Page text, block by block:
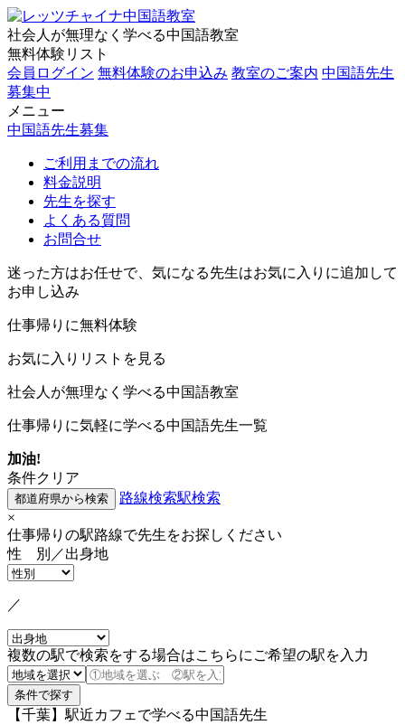
社会人が無理なく学べる中国語教室
無料体験リスト
会員ログイン 無料体験のお申込み 教室のご案内 中国語先生
募集中
メニュー
中国語先生募集
ご利用までの流れ
料金説明
先生を探す
よくある質問
お問合せ
迷った方はお任せで、気になる先生はお気に入りに追加して
お申し込み
仕事帰りに無料体験
お気に入りリストを見る
社会人が無理なく学べる中国語教室
仕事帰りに気軽に学べる中国語先生一覧
加油!
条件クリア
路線検索駅検索
×
仕事帰りの駅路線で先生をお探しください
性 別／出身地
／
複数の駅で検索をする場合はこちらにご希望の駅を入力
【千葉】駅近カフェで学べる中国語先生